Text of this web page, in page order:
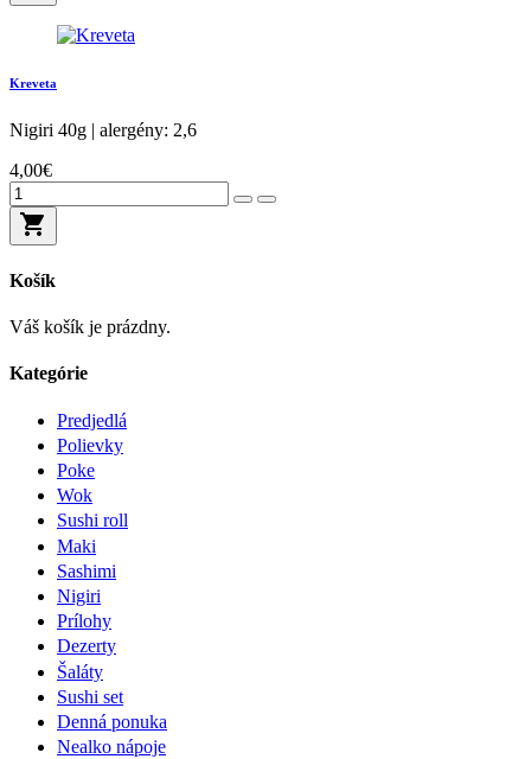
Kreveta
Nigiri 40g | alergény: 2,6
4,00€
shopping_cart
Košík
Váš košík je prázdny.
Kategórie
Predjedlá
Polievky
Poke
Wok
Sushi roll
Maki
Sashimi
Nigiri
Prílohy
Dezerty
Šaláty
Sushi set
Denná ponuka
Nealko nápoje